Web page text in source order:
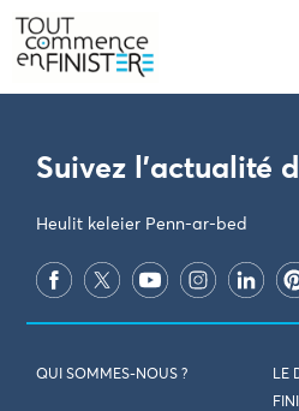
PARAMÈTRES DES COOKIES
Suivez l'actualité
Heulit keleier Penn-ar-bed
QUI SOMMES-NOUS ?
LE